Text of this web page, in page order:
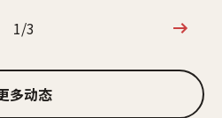
1/3
1/3
多动态